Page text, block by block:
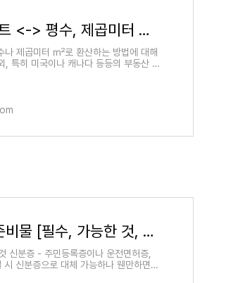
sqft 스퀘어피트 <-> 평수, 제곱미터 ㎡로 환산하는 방법
제곱미터 ㎡로 환산하는 방법에 대해
, 특히 미국이나 캐나다 등등의 부동산 매
군대 입대 시 준비물 [필수, 가능한 것, 불가능]
신분증 - 주민등록증이나 운전면허증,
신분증으로 대체 가능하나 웬만하면